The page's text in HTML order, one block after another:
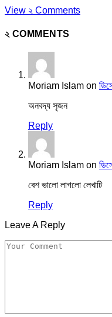
View ২ Comments
২ COMMENTS
Moriam Islam on
অনবদ্য সৃজন
Reply
Moriam Islam on
বেশ ভালো লাগলো লেখাটি
Reply
Leave A Reply